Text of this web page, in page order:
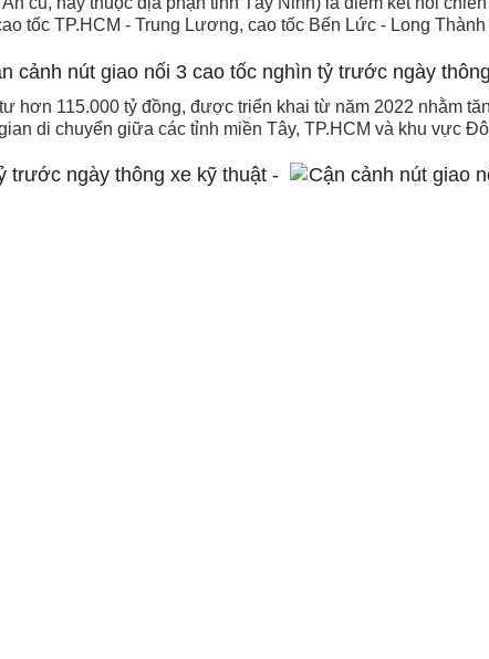
tốc TP.HCM - Trung Lương, cao tốc Bến Lức - Long
hơn 115.000 tỷ đồng, được triển khai từ năm 2022 nhằm
di chuyển giữa các tỉnh miền Tây, TP.HCM và khu vực